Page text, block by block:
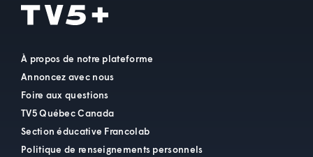
À propos de notre plateforme
Annoncez avec nous
Foire aux questions
TV5 Québec Canada
Section éducative Francolab
Politique de renseignements personnels